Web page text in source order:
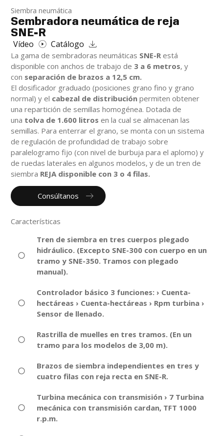
Siembra neumática
Sembradora neumática de reja
SNE-R
Vídeo Catálogo
La gama de sembradoras neumáticas SNE-R está
disponible con anchos de trabajo de 3 a 6 metros, y
con separación de brazos a 12,5 cm.
El dosificador graduado (posiciones grano fino y grano
normal) y el cabezal de distribución permiten obtener
una repartición de semillas homogénea. Dotada de
una tolva de 1.600 litros en la cual se almacenan las
semillas. Para enterrar el grano, se monta con un sistema
de regulación de profundidad de trabajo sobre
paralelogramo fijo (con nivel de burbuja para el aplomo) y
de ruedas laterales en algunos modelos, y de un tren de
siembra REJA disponible con 3 o 4 filas.
Consúltanos
Características
Tren de siembra en tres cuerpos plegado
hidráulico. (Excepto SNE-300 con cuerpo en un
tramo y SNE-350. Tramos con plegado
manual).
Controlador básico 3 funciones: › Cuenta-
hectáreas › Cuenta-hectáreas › Rpm turbina ›
Sensor de llenado.
Rastrilla de muelles en tres tramos. (En un
tramo para los modelos de 3,00 m).
Brazos de siembra independientes en tres y
cuatro filas con reja recta en SNE-R.
Turbina mecánica con transmisión › 7 Turbina
mecánica con transmisión cardan, TFT 1000
r.p.m.